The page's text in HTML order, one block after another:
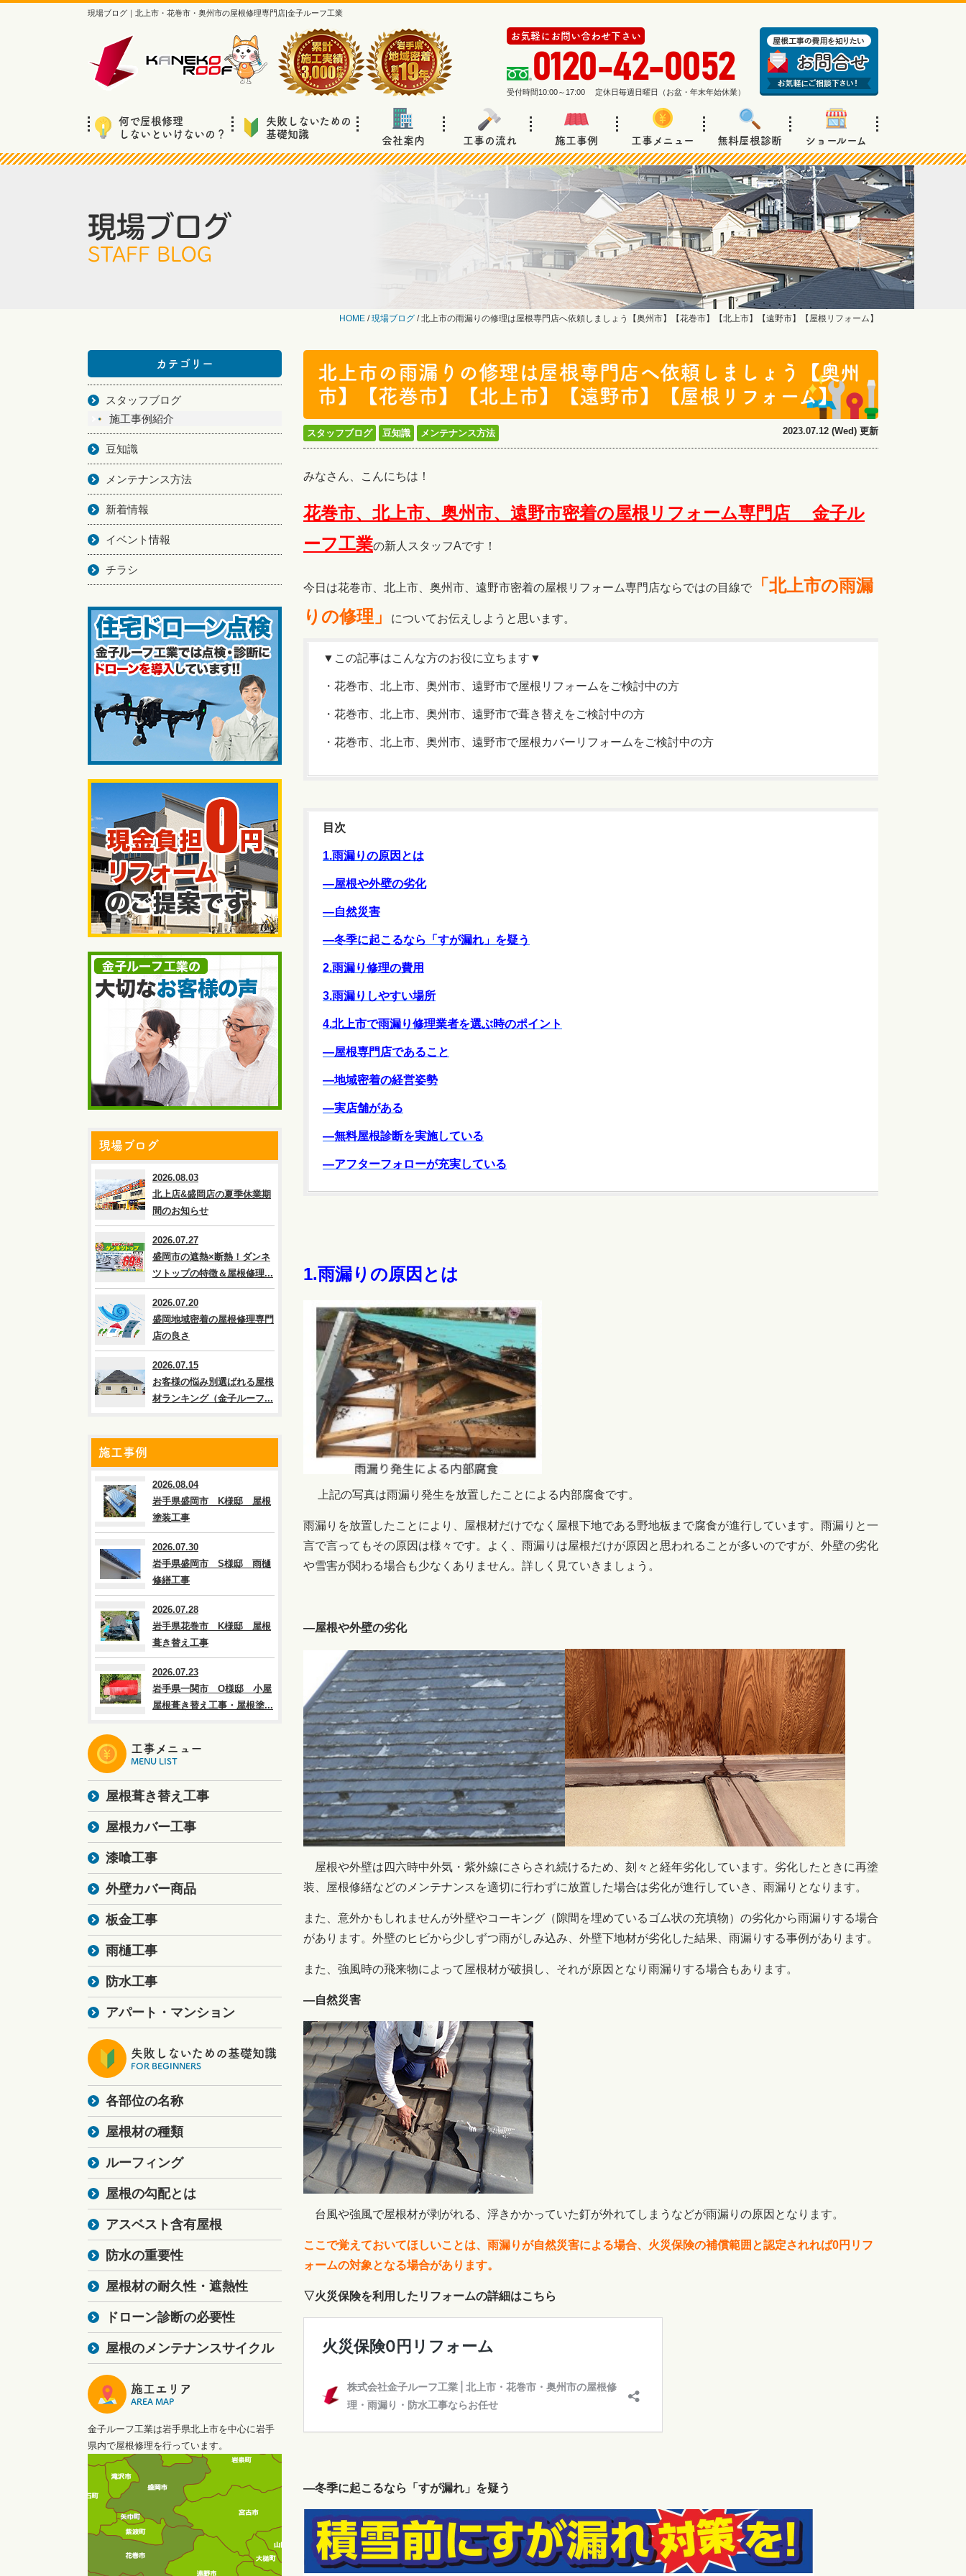
現場ブログ｜北上市・花巻市・奥州市の屋根修理専門店|金子ルーフ工業
お気軽にお問い合わせ下さい
0120-42-0052
受付時間10:00～17:00 定休日毎週日曜日（お盆・年末年始休業）
何で屋根修理
しないといけないの？
失敗しないための
基礎知識
会社案内 工事の流れ 施工事例 工事メニュー 無料屋根診断 ショールーム
現場ブログ
STAFF BLOG
HOME /現場ブログ /北上市の雨漏りの修理は屋根専門店へ依頼しましょう【奥州市】【花巻市】【北上市】【遠野市】【屋根リフォーム】
北上市の雨漏りの修理は屋根専門店へ依頼しましょう【奥州
市】【花巻市】【北上市】【遠野市】【屋根リフォーム】
スタッフブログ 豆知識 メンテナンス方法 2023.07.12 (Wed) 更新
みなさん、こんにちは！
花巻市、北上市、奥州市、遠野市密着の屋根リフォーム専門店 金子ル
ーフ工業の新人スタッフAです！
今日は花巻市、北上市、奥州市、遠野市密着の屋根リフォーム専門店ならではの目線で
「北上市の雨漏
りの修理」
についてお伝えしようと思います。
▼この記事はこんな方のお役に立ちます▼
・花巻市、北上市、奥州市、遠野市で屋根リフォームをご検討中の方
・花巻市、北上市、奥州市、遠野市で葺き替えをご検討中の方
・花巻市、北上市、奥州市、遠野市で屋根カバーリフォームをご検討中の方
目次
1.雨漏りの原因とは
―屋根や外壁の劣化
―自然災害
―冬季に起こるなら「すが漏れ」を疑う
2.雨漏り修理の費用
3.雨漏りしやすい場所
4.北上市で雨漏り修理業者を選ぶ時のポイント
―屋根専門店であること
―地域密着の経営姿勢
―実店舗がある
―無料屋根診断を実施している
―アフターフォローが充実している
1.雨漏りの原因とは
上記の写真は雨漏り発生を放置したことによる内部腐食です。
雨漏りを放置したことにより、屋根材だけでなく屋根下地である野地板まで腐食が進行しています。 雨漏りと一
言で言ってもその原因は様々です。よく、 雨漏りは屋根だけが原因と思われることが多いのですが、外壁の劣化
や雪害が関わる場合も少なくありません。詳しく見ていきましょう。
―屋根や外壁の劣化
屋根や外壁は四六時中外気・紫外線にさらされ続けるため、刻々と経年劣化しています。劣化したときに再塗
装、屋根修繕などのメンテナンスを適切に行わずに放置した場合は劣化が進行していき、雨漏りとなります。
また、意外かもしれませんが外壁やコーキング（隙間を埋めているゴム状の充填物）の劣化から雨漏りする場合
があります。外壁のヒビから少しずつ雨がしみ込み、外壁下地材が劣化した結果、雨漏りする事例があります。
また、強風時の飛来物によって屋根材が破損し、それが原因となり雨漏りする場合もあります。
―自然災害
台風や強風で屋根材が剥がれる、浮きかかっていた釘が外れてしまうなどが雨漏りの原因となります。
ここで覚えておいてほしいことは、雨漏りが自然災害による場合、火災保険の補償範囲と認定されれば0円リフ
ォームの対象となる場合があります。
▽火災保険を利用したリフォームの詳細はこちら
―冬季に起こるなら「すが漏れ」を疑う
カテゴリー
スタッフブログ
施工事例紹介
豆知識
メンテナンス方法
新着情報
イベント情報
チラシ
現場ブログ
2026.08.03
北上店&盛岡店の夏季休業期
間のお知らせ
2026.07.27
盛岡市の遮熱×断熱！ダンネ
ツトップの特徴＆屋根修理...
2026.07.20
盛岡地域密着の屋根修理専門
店の良さ
2026.07.15
お客様の悩み別選ばれる屋根
材ランキング（金子ルーフ...
施工事例
2026.08.04
岩手県盛岡市 K様邸 屋根
塗装工事
2026.07.30
岩手県盛岡市 S様邸 雨樋
修繕工事
2026.07.28
岩手県花巻市 K様邸 屋根
葺き替え工事
2026.07.23
岩手県一関市 O様邸 小屋
屋根葺き替え工事・屋根塗...
工事メニュー
MENU LIST
屋根葺き替え工事
屋根カバー工事
漆喰工事
外壁カバー商品
板金工事
雨樋工事
防水工事
アパート・マンション
失敗しないための基礎知識
FOR BEGINNERS
各部位の名称
屋根材の種類
ルーフィング
屋根の勾配とは
アスベスト含有屋根
防水の重要性
屋根材の耐久性・遮熱性
ドローン診断の必要性
屋根のメンテナンスサイクル
施工エリア
AREA MAP
金子ルーフ工業は岩手県北上市を中心に岩手
県内で屋根修理を行っています。